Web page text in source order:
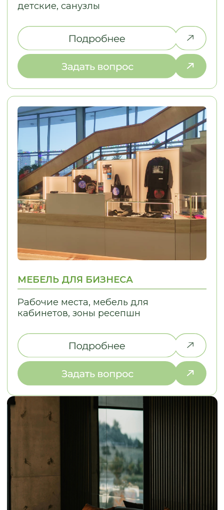
в том числе проблемы, связанные
с узкими нишами
КЛИЕНТЫ О НАС
ОТЗЫВЫ
KOLESNIKOVA MARINA
Смотреть на 2Гис
Хочу сказать огромное спасибо, ребята
Олесе, Евгении и Александру.
Заказывали у них кухню. Кухня
маленькая, в хрущёвке очень много
нюансов, очень много проблем. Кухню
сделали на отлично. Просматривали
каждый элемент, каждый сантиметр.
Во-первых, это красиво, удобно,
качественно...
LOSTCPACKET
Смотреть на 2Гис
Я заказывал кухню в стиле
Из пожеланий у меня была
фотография кухни, которая
нравилась. Согласование
прошло легко, потому что
вопросам мне помогали.
конструкторских и
решений Евгения взяла...
РАССКАЖИТЕ, ЧТО ВАМ НУЖНО,
И МЫ ПРЕДЛОЖИМ ЛУЧШЕЕ
+7
Отправить запрос
Мебель для бизнеса
Кухни
Мебель для дома
МЫ ПРОИЗВОДИМ:
Отзывы
Главная
МЕНЮ: